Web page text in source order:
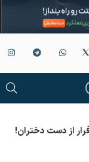
از دست دختران!